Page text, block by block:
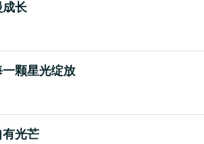
成长
颗星光绽放
光芒